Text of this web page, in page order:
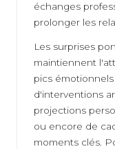
échanges
prolonger les
Les surprises
maintiennent
pics
d'interventions
projections
ou encore de
moments clés.